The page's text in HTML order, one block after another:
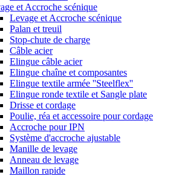
et Accroche scénique
Levage et Accroche scénique
Palan et treuil
Stop-chute de charge
Câble acier
Elingue câble acier
Elingue chaîne et composantes
Elingue textile armée ''Steelflex''
Elingue ronde textile et Sangle plate
Drisse et cordage
Poulie, réa et accessoire pour cordage
Accroche pour IPN
Système d'accroche ajustable
Manille de levage
Anneau de levage
Maillon rapide